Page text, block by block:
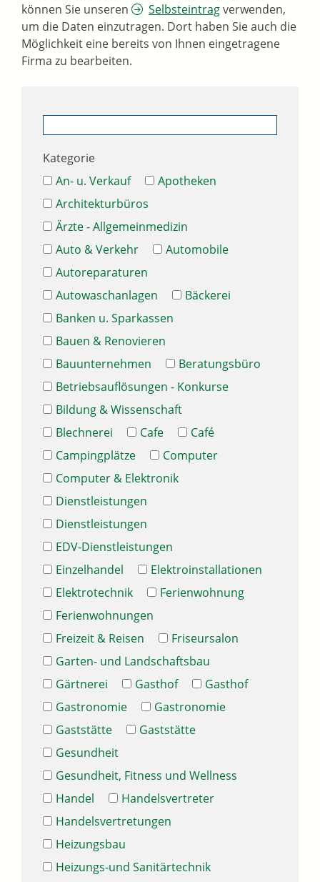
können Sie unseren
Selbsteintragverwenden,
um die Daten einzutragen. Dort haben Sie auch die
Möglichkeit eine bereits von Ihnen eingetragene
Firma zu bearbeiten.
Kategorie
An- u. Verkauf
Apotheken
Architekturbüros
Ärzte - Allgemeinmedizin
Auto & Verkehr
Automobile
Autoreparaturen
Autowaschanlagen
Bäckerei
Banken u. Sparkassen
Bauen & Renovieren
Bauunternehmen
Beratungsbüro
Betriebsauflösungen - Konkurse
Bildung & Wissenschaft
Blechnerei
Cafe
Café
Campingplätze
Computer
Computer & Elektronik
Dienstleistungen
Dienstleistungen
EDV-Dienstleistungen
Einzelhandel
Elektroinstallationen
Elektrotechnik
Ferienwohnung
Ferienwohnungen
Freizeit & Reisen
Friseursalon
Garten- und Landschaftsbau
Gärtnerei
Gasthof
Gasthof
Gastronomie
Gastronomie
Gaststätte
Gaststätte
Gesundheit
Gesundheit, Fitness und Wellness
Handel
Handelsvertreter
Handelsvertretungen
Heizungsbau
Heizungs-und Sanitärtechnik